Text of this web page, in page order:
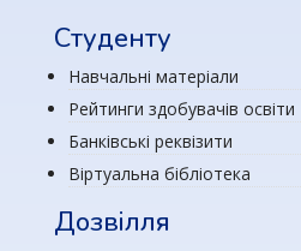
Студенту
Навчальні матеріали
Рейтинги здобувачів освіти
Банківські реквізити
Віртуальна бібліотека
Дозвілля